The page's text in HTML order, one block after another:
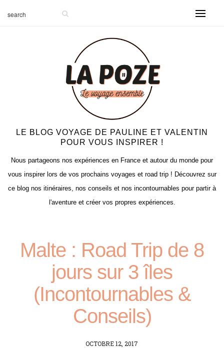
LE BLOG VOYAGE DE PAULINE ET VALENTIN
POUR VOUS INSPIRER !
Nous partageons nos expériences en France et autour du monde pour
vous inspirer lors de vos prochains voyages et road trip ! Découvrez sur
ce blog nos itinéraires, nos conseils et nos incontournables pour partir à
l'aventure et créer vos propres expériences.
Malte : Road Trip de 8
jours sur 3 îles
(Incontournables &
Conseils)
POSTED
OCTOBRE 12, 2017